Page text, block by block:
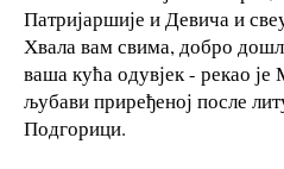
Патријаршије и Девича и
Хвала вам свима, добро
ваша кућа одувјек - рекао
љубави приређеној после
Подгорици.